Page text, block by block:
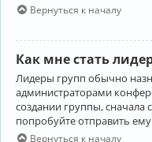
Вернуться к началу
Как мне стать
Лидеры групп обычно
администраторами
создании группы, сначала
попробуйте отправить
Вернуться к началу